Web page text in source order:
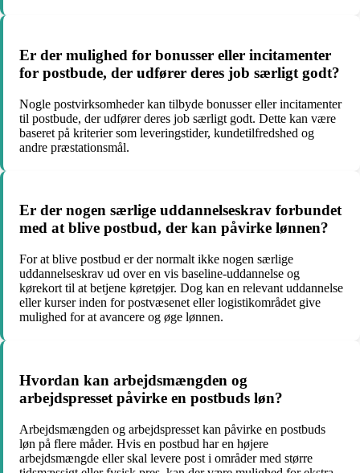
Er der mulighed for bonusser eller incitamenter
for postbude, der udfører deres job særligt godt?
Nogle postvirksomheder kan tilbyde bonusser eller incitamenter
til postbude, der udfører deres job særligt godt. Dette kan være
baseret på kriterier som leveringstider, kundetilfredshed og
andre præstationsmål.
Er der nogen særlige uddannelseskrav forbundet
med at blive postbud, der kan påvirke lønnen?
For at blive postbud er der normalt ikke nogen særlige
uddannelseskrav ud over en vis baseline-uddannelse og
kørekort til at betjene køretøjer. Dog kan en relevant uddannelse
eller kurser inden for postvæsenet eller logistikområdet give
mulighed for at avancere og øge lønnen.
Hvordan kan arbejdsmængden og
arbejdspresset påvirke en postbuds løn?
Arbejdsmængden og arbejdspresset kan påvirke en postbuds
løn på flere måder. Hvis en postbud har en højere
arbejdsmængde eller skal levere post i områder med større